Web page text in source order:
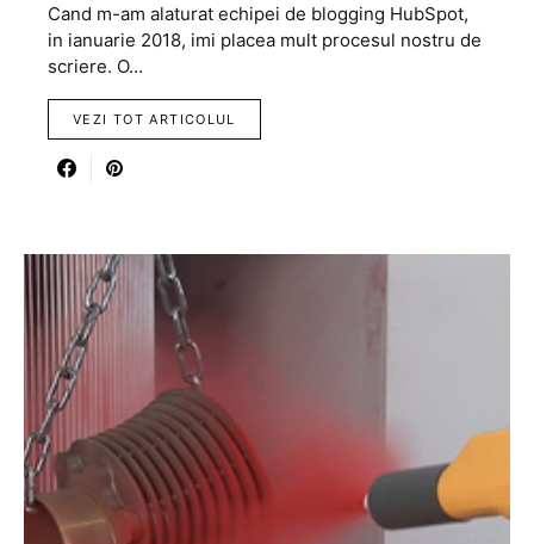
Cand m-am alaturat echipei de blogging HubSpot,
in ianuarie 2018, imi placea mult procesul nostru de
scriere. O…
VEZI TOT ARTICOLUL